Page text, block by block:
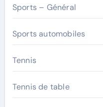
Sports – Général
Sports automobiles
Tennis
Tennis de table